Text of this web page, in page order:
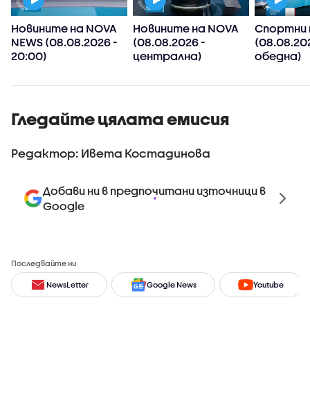
Новините на NOVA
NEWS (08.08.2026 -
20:00)
Новините на NOVA
(08.08.2026 -
централна)
Спортни
обедна)
Гледайте цялата емисия
Редактор: Ивета Костадинова
Добави ни в предпочитани източници в
Google
Последвайте ни
NewsLetter Google News Youtube